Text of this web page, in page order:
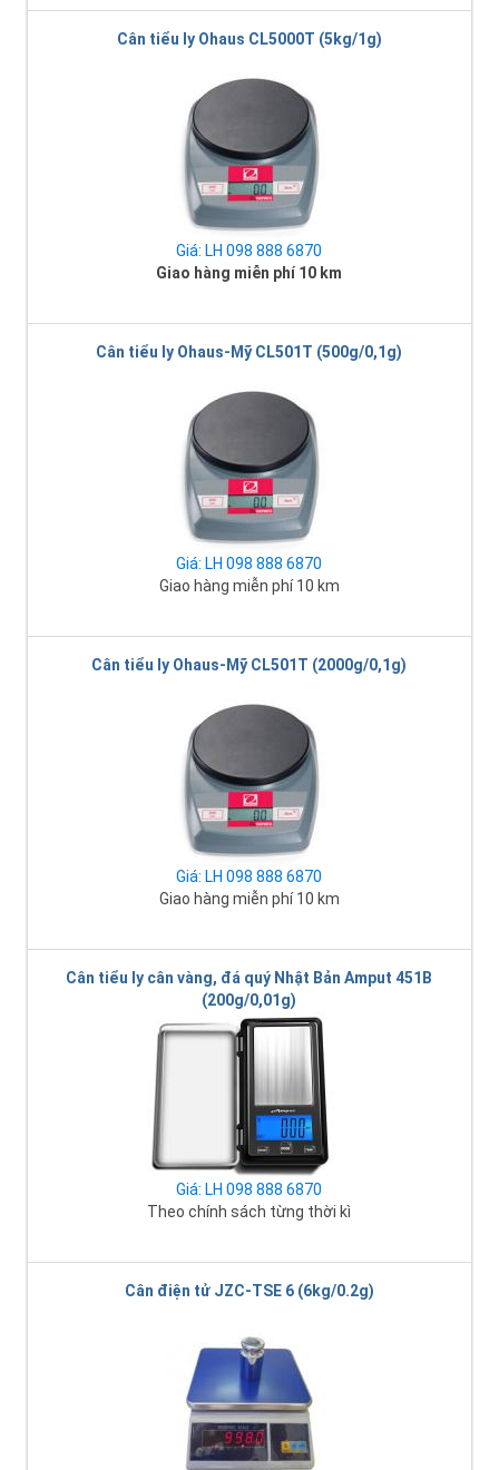
Cân tiểu ly Ohaus CL5000T (5kg/1g)
Giá: LH 098 888 6870
Giao hàng miễn phí 10 km
Cân tiểu ly Ohaus-Mỹ CL501T (500g/0,1g)
Giá: LH 098 888 6870
Giao hàng miễn phí 10 km
Cân tiểu ly Ohaus-Mỹ CL501T (2000g/0,1g)
Giá: LH 098 888 6870
Giao hàng miễn phí 10 km
Cân tiểu ly cân vàng, đá quý Nhật Bản Amput 451B
(200g/0,01g)
Giá: LH 098 888 6870
Theo chính sách từng thời kì
Cân điện tử JZC-TSE 6 (6kg/0.2g)